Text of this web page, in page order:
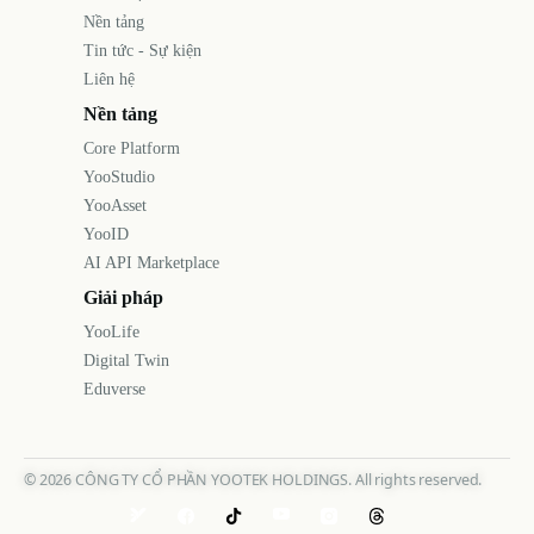
Nền tảng
Tin tức - Sự kiện
Liên hệ
Nền tảng
Core Platform
YooStudio
YooAsset
YooID
AI API Marketplace
Giải pháp
YooLife
Digital Twin
Eduverse
©2026CÔNG TY CỔ PHẦN YOOTEK HOLDINGS. All rights reserved.